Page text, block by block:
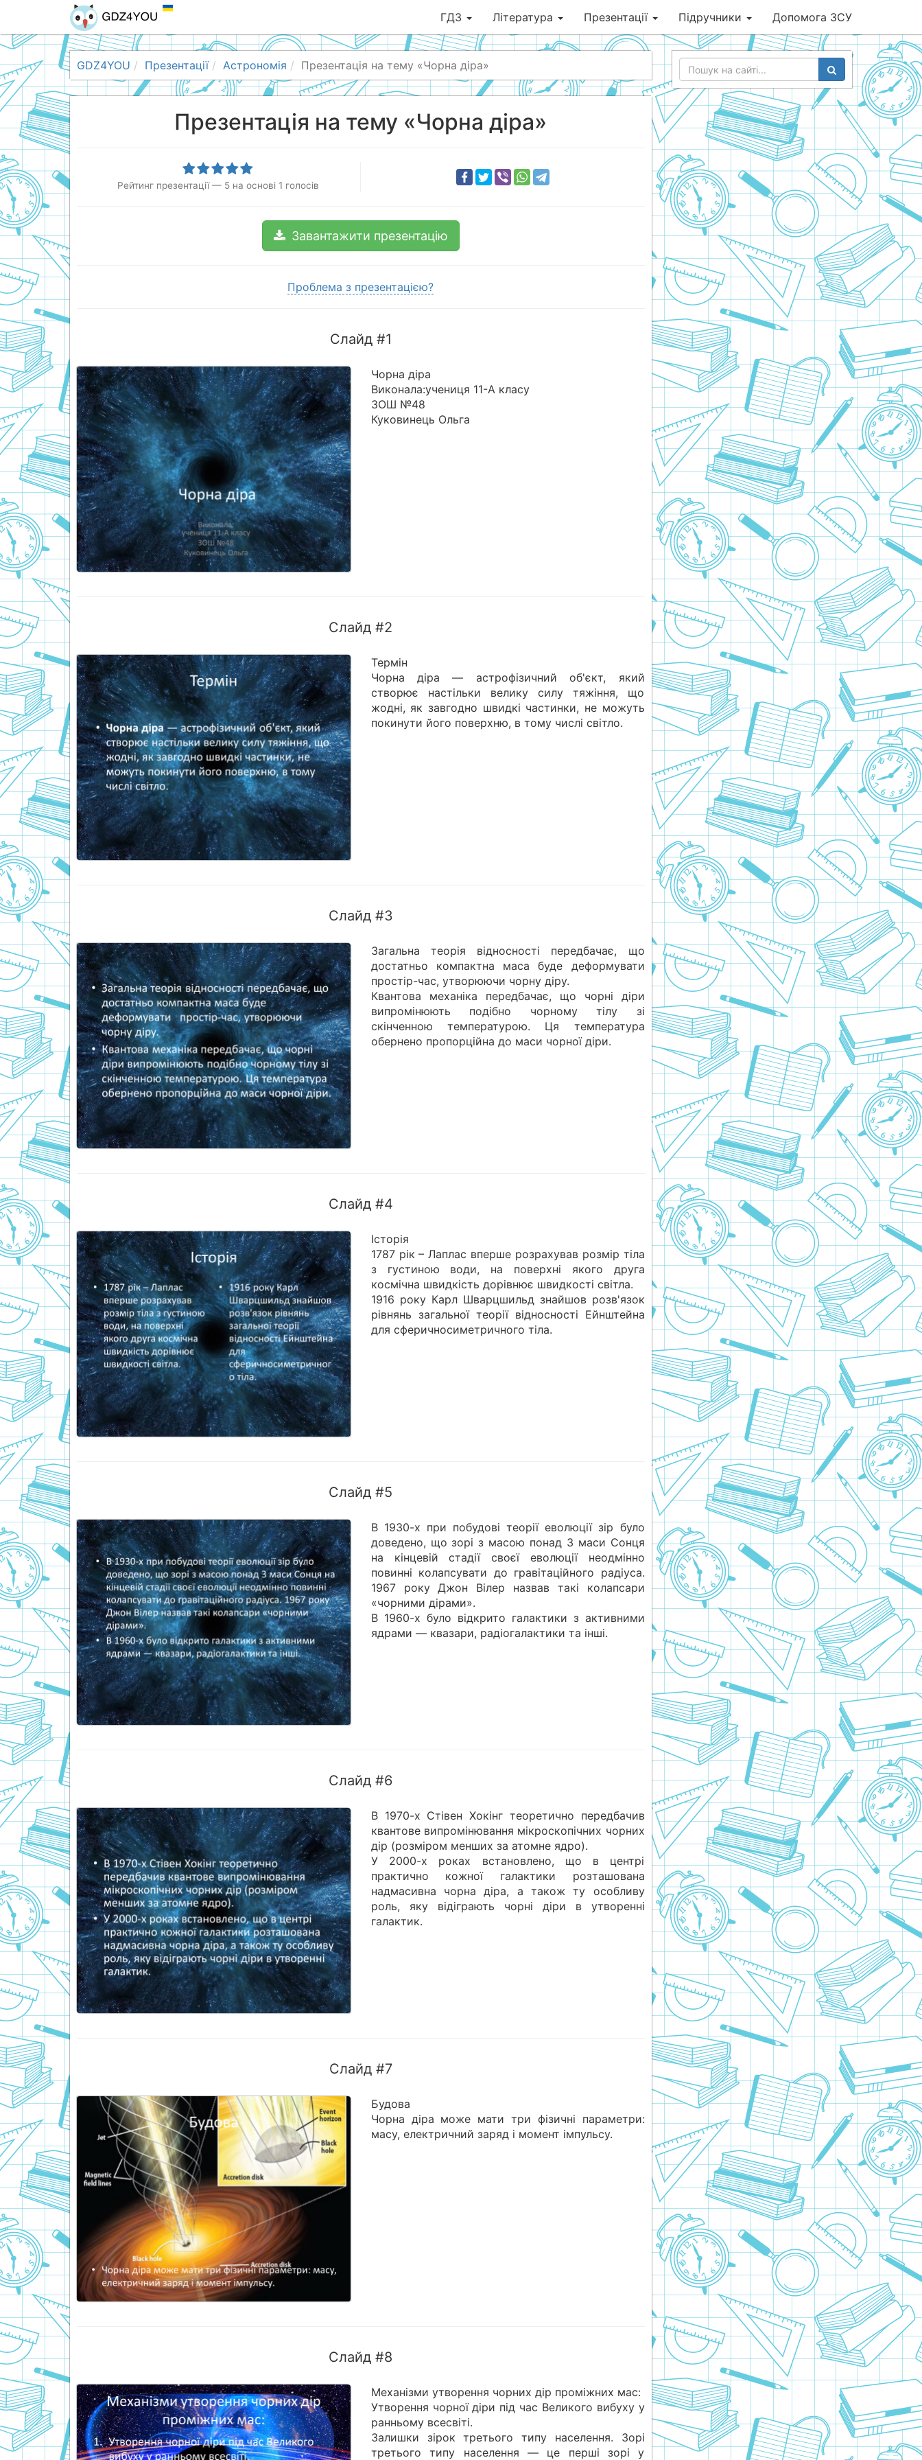
ГДЗ Література Презентації Підручники Допомога ЗСУ
GDZ4YOU Презентації Астрономія Презентація на тему «Чорна діра»
Презентація на тему «Чорна діра»
Рейтинг презентації — 5 на основі 1 голосів
Завантажити презентацію
Проблема з презентацією?
Слайд #1
Чорна діра
Виконала:учениця 11-А класу
ЗОШ №48
Куковинець Ольга
Слайд #2
Термін
Чорна діра — астрофізичний об'єкт, який
створює настільки велику силу тяжіння, що
жодні, як завгодно швидкі частинки, не можуть
покинути його поверхню, в тому числі світло.
Слайд #3
Загальна теорія відносності передбачає, що
достатньо компактна маса буде деформувати
простір-час, утворюючи чорну діру.
Квантова механіка передбачає, що чорні діри
випромінюють подібно чорному тілу зі
скінченною температурою. Ця температура
обернено пропорційна до маси чорної діри.
Слайд #4
Історія
1787 рік – Лаплас вперше розрахував розмір тіла
з густиною води, на поверхні якого друга
космічна швидкість дорівнює швидкості світла.
1916 року Карл Шварцшильд знайшов розв'язок
рівнянь загальної теорії відносності Ейнштейна
для сферичносиметричного тіла.
Слайд #5
В 1930-х при побудові теорії еволюції зір було
доведено, що зорі з масою понад 3 маси Сонця
на кінцевій стадії своєї еволюції неодмінно
повинні колапсувати до гравітаційного радіуса.
1967 року Джон Вілер назвав такі колапсари
«чорними дірами».
В 1960-х було відкрито галактики з активними
ядрами — квазари, радіогалактики та інші.
Слайд #6
В 1970-х Стівен Хокінг теоретично передбачив
квантове випромінювання мікроскопічних чорних
дір (розміром менших за атомне ядро).
У 2000-х роках встановлено, що в центрі
практично кожної галактики розташована
надмасивна чорна діра, а також ту особливу
роль, яку відіграють чорні діри в утворенні
галактик.
Слайд #7
Будова
Чорна діра може мати три фізичні параметри:
масу, електричний заряд і момент імпульсу.
Слайд #8
Механізми утворення чорних дір проміжних мас:
Утворення чорної діри під час Великого вибуху у
ранньому всесвіті.
Залишки зірок третього типу населення. Зорі
третього типу населення — це перші зорі у